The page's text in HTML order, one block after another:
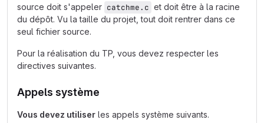
source doit s'appeler catchme.c et doit être à la racine
du dépôt. Vu la taille du projet, tout doit rentrer dans ce
seul fichier source.
Pour la réalisation du TP, vous devez respecter les
directives suivantes.
Appels système
Vous devez utiliser les appels système suivants.